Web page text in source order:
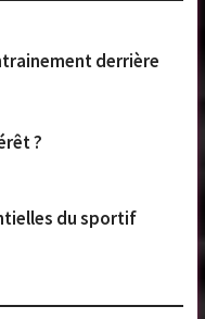
derrière
?
du sportif